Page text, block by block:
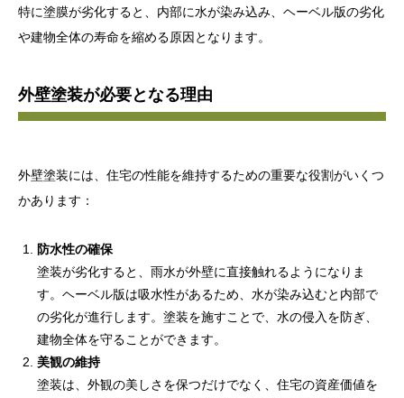
特に塗膜が劣化すると、内部に水が染み込み、ヘーベル版の劣化
や建物全体の寿命を縮める原因となります。
外壁塗装が必要となる理由
外壁塗装には、住宅の性能を維持するための重要な役割がいくつ
かあります：
防水性の確保
塗装が劣化すると、雨水が外壁に直接触れるようになりま
す。ヘーベル版は吸水性があるため、水が染み込むと内部で
の劣化が進行します。塗装を施すことで、水の侵入を防ぎ、
建物全体を守ることができます。
美観の維持
塗装は、外観の美しさを保つだけでなく、住宅の資産価値を